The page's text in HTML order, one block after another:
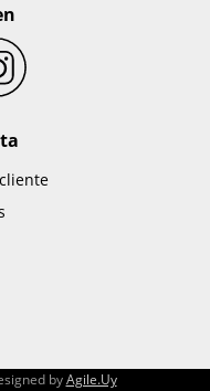
byAgile.Uy